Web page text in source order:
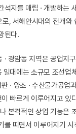
석지를 매립 · 개발하는
, 서해안시대의 전개와
된다.
· 경암동 지역은 공업지
일대에는 소규모 조선업
· 양조 · 수산물가공업
빠르게 이루어지고 있
본격적인 상업 기능은
를 띠면서 이루어지기 시